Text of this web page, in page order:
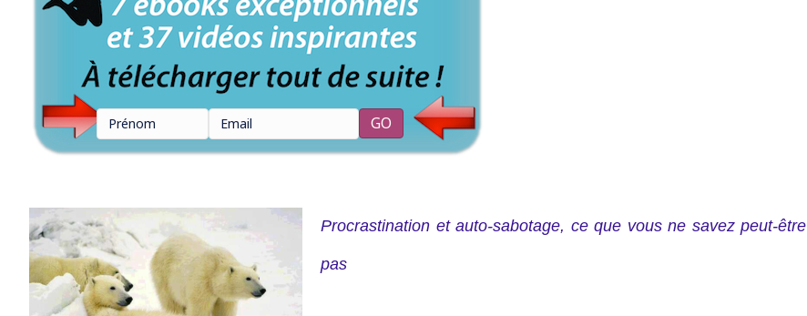
Procrastination et auto-sabotage, ce que vous ne savez peut-être
pas